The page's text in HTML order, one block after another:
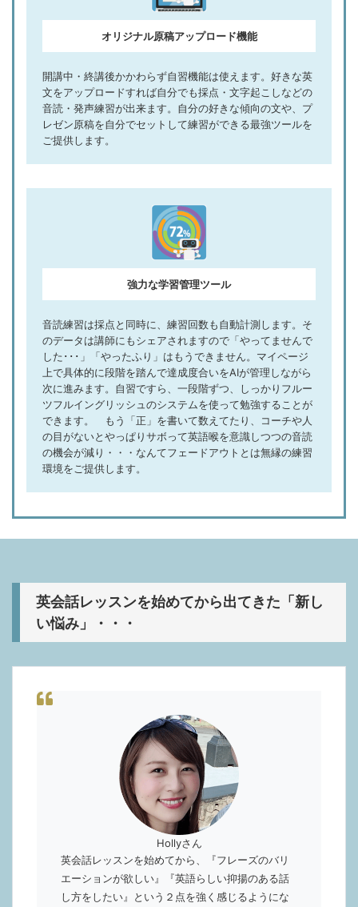
オリジナル原稿アップロード機能
開講中・終講後かかわらず自習機能は使えます。好きな英
文をアップロードすれば自分でも採点・文字起こしなどの
音読・発声練習が出来ます。自分の好きな傾向の文や、プ
レゼン原稿を自分でセットして練習ができる最強ツールを
ご提供します。
強力な学習管理ツール
音読練習は採点と同時に、練習回数も自動計測します。そ
のデータは講師にもシェアされますので「やってませんで
した･･･」「やったふり」はもうできません。マイページ
上で具体的に段階を踏んで達成度合いをAIが管理しながら
次に進みます。自習ですら、一段階ずつ、しっかりフルー
ツフルイングリッシュのシステムを使って勉強することが
できます。 もう「正」を書いて数えてたり、コーチや人
の目がないとやっぱりサボって英語喉を意識しつつの音読
の機会が減り・・・なんてフェードアウトとは無縁の練習
環境をご提供します。
英会話レッスンを始めてから出てきた「新し
い悩み」・・・
Hollyさん
英会話レッスンを始めてから、『フレーズのバリ
エーションが欲しい』『英語らしい抑揚のある話
し方をしたい』という２点を強く感じるようにな